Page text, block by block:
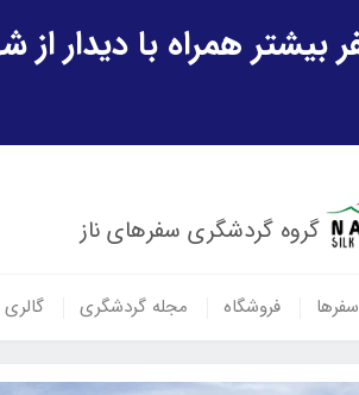
گروه گردشگری سفرهای ناز
سفرها فروشگاه مجله گردشگری گالری